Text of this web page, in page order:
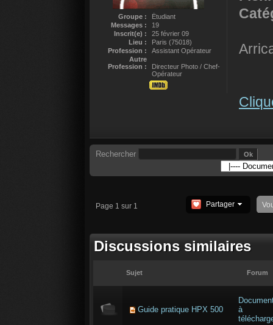
Groupe :
Étudiant
Messages :
19
Inscrit(e) :
25 février 09
Lieu :
Paris (75018)
Profession :
Assistant Opérateur
Autre
Profession :
Directeur Photo / Chef-
Opérateur
Rechercher
Page 1 sur 1 Partager
Discussions similaires
Sujet Forum
Guide pratique HPX 500
à